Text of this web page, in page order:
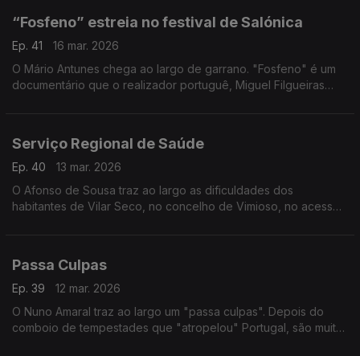
“Fosfeno” estreia no festival de Salónica
Ep. 41
16 mar. 2026
O Mário Antunes chega ao largo de garrano. "Fosfeno" é um
documentário que o realizador portuguê, Miguel Filgueiras
Serviço Regional de Saúde
Ep. 40
13 mar. 2026
O Afonso de Sousa traz ao largo as dificuldades dos
habitantes de Vilar Seco, no concelho de Vimioso, no acesso
Passa Culpas
Ep. 39
12 mar. 2026
O Nuno Amaral traz ao largo um "passa culpas". Depois do
comboio de tempestades que "atropelou" Portugal, são muitas